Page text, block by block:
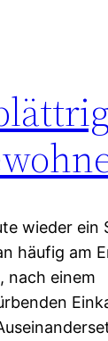
wieder ein
häufig am
nach einem